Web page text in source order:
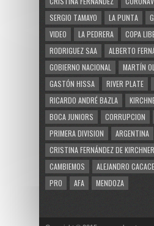
SERGIO TAMAYO
LA PUNTA
VIDEO
LA PEDRERA
COPA
RODRIGUEZ SAA
ALBERTO
GOBIERNO NACIONAL
MARTÍN
GASTÓN HISSA
RIVER PLATE
RICARDO ANDRÉ BAZLA
BOCA JUNIORS
CORRUPCION
PRIMERA DIVISION
ARGENTINA
CRISTINA FERNÁNDEZ DE KIRCHNER
CAMBIEMOS
ALEJANDRO CACACE
PRO
AFA MENDOZA